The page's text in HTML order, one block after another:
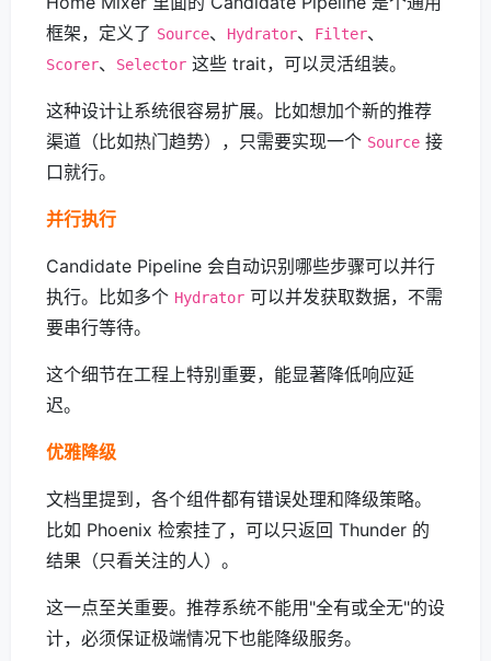
框架，定义了 Source、 Hydrator、 Filter、
Scorer、 Selector 这些 trait，可以灵活组装。
这种设计让系统很容易扩展。比如想加个新的推荐
渠道（比如热门趋势），只需要实现一个 Source 接
口就行。
并行执行
Candidate Pipeline 会自动识别哪些步骤可以并行
执行。比如多个 Hydrator 可以并发获取数据，不需
要串行等待。
这个细节在工程上特别重要，能显著降低响应延
迟。
优雅降级
文档里提到，各个组件都有错误处理和降级策略。
比如 Phoenix 检索挂了，可以只返回 Thunder 的
结果（只看关注的人）。
这一点至关重要。推荐系统不能用"全有或全无"的设
计，必须保证极端情况下也能降级服务。